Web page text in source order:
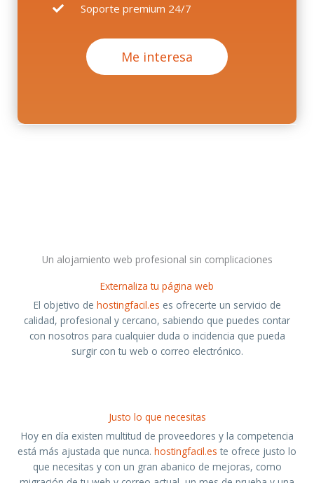
Soporte premium 24/7
Me interesa
Un alojamiento web profesional sin complicaciones
Externaliza tu página web
El objetivo de hostingfacil.es es ofrecerte un servicio de
calidad, profesional y cercano, sabiendo que puedes contar
con nosotros para cualquier duda o incidencia que pueda
surgir con tu web o correo electrónico.
Justo lo que necesitas
Hoy en día existen multitud de proveedores y la competencia
está más ajustada que nunca. hostingfacil.es te ofrece justo lo
que necesitas y con un gran abanico de mejoras, como